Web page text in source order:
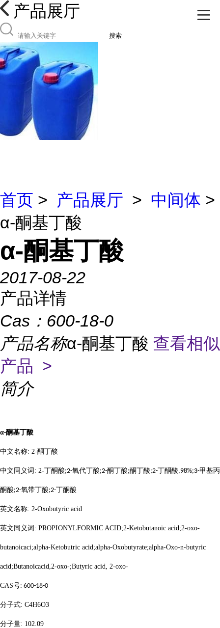
产品展厅
搜索
首页 > 产品展厅 > 中间体 >
α-酮基丁酸
α-酮基丁酸
2017-08-22
产品详情
Cas： 600-18-0
产品名称α-酮基丁酸 查看相似
产品 >
简介
α-酮基丁酸
中文名称: 2-酮丁酸
中文同义词 : 2-丁酮酸;2-氧代丁酸;2-酮丁酸;酮丁酸;2-丁酮酸,98%;3-甲基丙
酮酸;2-氧带丁酸;2-丁酮酸
英文名称: 2-Oxobutyric acid
英文同义词 : PROPIONYLFORMIC ACID;2-Ketobutanoic acid;2-oxo-
butanoicaci;alpha-Ketobutric acid;alpha-Oxobutyrate;alpha-Oxo-n-butyric
acid;Butanoicacid,2-oxo-;Butyric acid, 2-oxo-
CAS号: 600-18-0
分子式: C4H6O3
分子量: 102.09